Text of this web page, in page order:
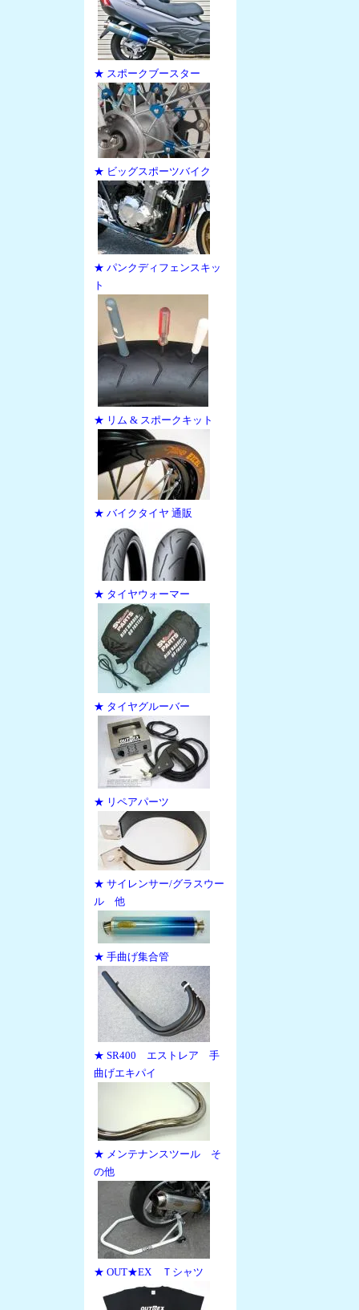
★ スポークブースター
★ ビッグスポーツバイク
★ パンクディフェンスキッ
ト
★ リム & スポークキット
★ バイクタイヤ 通販
★ タイヤウォーマー
★ タイヤグルーバー
★ リペアパーツ
★ サイレンサー/グラスウー
ル 他
★ 手曲げ集合管
★ SR400 エストレア 手
曲げエキパイ
★ メンテナンスツール そ
の他
★ OUT★EX Ｔシャツ